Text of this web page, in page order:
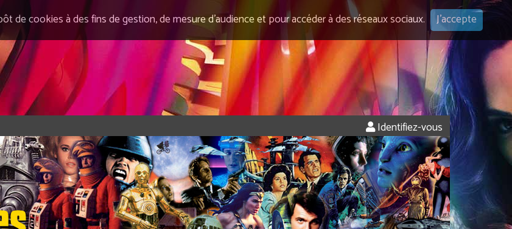
de cookies à des fins de gestion, de mesure d’audience et pour accéder à des réseaux sociaux. J'accepte
Identifiez-vous